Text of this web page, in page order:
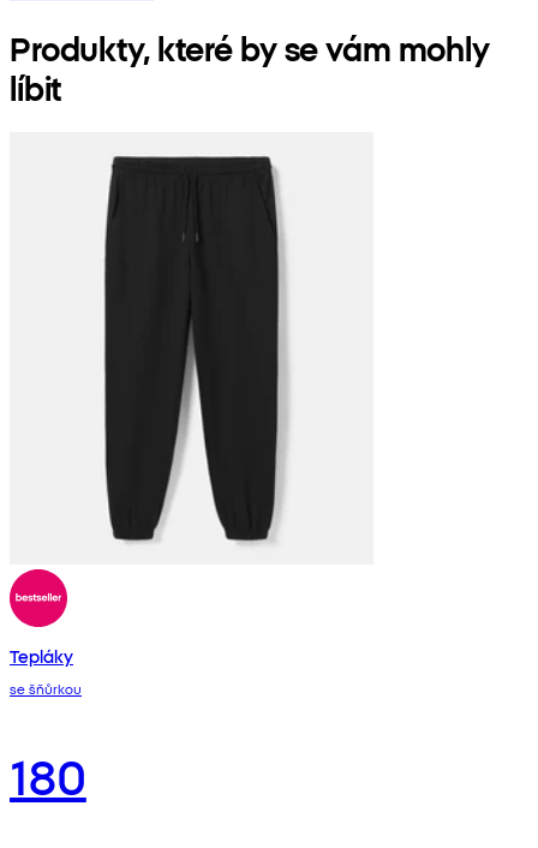
Produkty, které by se vám mohly
líbit
Tepláky
se šňůrkou
180